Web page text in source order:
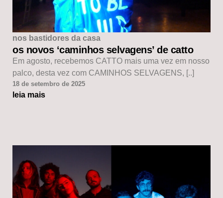
nos bastidores da casa
os novos ‘caminhos selvagens’ de catto
Em agosto, recebemos CATTO mais uma vez em nosso
palco, desta vez com CAMINHOS SELVAGENS, [..]
18 de setembro de 2025
leia mais